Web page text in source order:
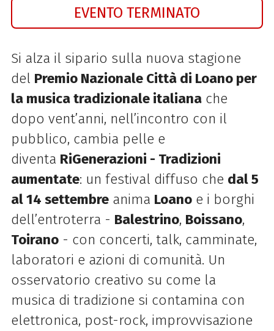
EVENTO TERMINATO
Si alza il sipario sulla nuova stagione
del Premio Nazionale Città di Loano per
la musica tradizionale italianache
dopo vent’anni, nell’incontro con il
pubblico, cambia pelle e
diventa RiGenerazioni - Tradizioni
aumentate: un festival diffuso che dal5
al 14 settembreanima Loanoe i borghi
dell’entroterra - Balestrino, Boissano,
Toirano- con concerti, talk, camminate,
laboratori e azioni di comunità. Un
osservatorio creativo su come la
musica di tradizione si contamina con
elettronica, post-rock, improvvisazione